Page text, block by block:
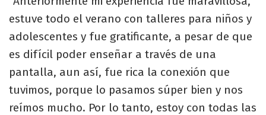
estuve todo el verano con talleres para niños y
adolescentes y fue gratificante, a pesar de que
es difícil poder enseñar a través de una
pantalla, aun así, fue rica la conexión que
tuvimos, porque lo pasamos súper bien y nos
reímos mucho. Por lo tanto, estoy con todas las